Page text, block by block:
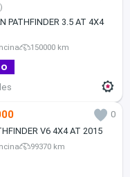
PATHFINDER 3.5 AT 4X4
150000 km
0
V6 4X4 AT 2015
99370 km